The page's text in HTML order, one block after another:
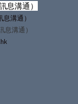
息溝通）
息溝通）
溝通）